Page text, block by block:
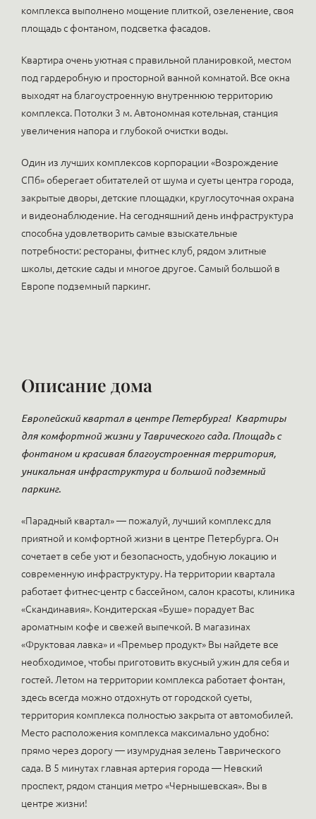
комплекса выполнено мощение плиткой, озеленение, своя
площадь с фонтаном, подсветка фасадов.
Квартира очень уютная с правильной планировкой, местом
под гардеробную и просторной ванной комнатой. Все окна
выходят на благоустроенную внутреннюю территорию
комплекса. Потолки 3 м. Автономная котельная, станция
увеличения напора и глубокой очистки воды.
Один из лучших комплексов корпорации «Возрождение
СПб» оберегает обитателей от шума и суеты центра города,
закрытые дворы, детские площадки, круглосуточная охрана
и видеонаблюдение. На сегодняшний день инфраструктура
способна удовлетворить самые взыскательные
потребности: рестораны, фитнес клуб, рядом элитные
школы, детские сады и многое другое. Самый большой в
Европе подземный паркинг.
Описание дома
Европейский квартал в центре Петербурга! Квартиры
для комфортной жизни у Таврического сада. Площадь с
фонтаном и красивая благоустроенная территория,
уникальная инфраструктура и большой подземный
паркинг.
«Парадный квартал» — пожалуй, лучший комплекс для
приятной и комфортной жизни в центре Петербурга. Он
сочетает в себе уют и безопасность, удобную локацию и
современную инфраструктуру. На территории квартала
работает фитнес-центр с бассейном, салон красоты, клиника
«Скандинавия». Кондитерская «Буше» порадует Вас
ароматным кофе и свежей выпечкой. В магазинах
«Фруктовая лавка» и «Премьер продукт» Вы найдете все
необходимое, чтобы приготовить вкусный ужин для себя и
гостей. Летом на территории комплекса работает фонтан,
здесь всегда можно отдохнуть от городской суеты,
территория комплекса полностью закрыта от автомобилей.
Место расположения комплекса максимально удобно:
прямо через дорогу — изумрудная зелень Таврического
сада. В 5 минутах главная артерия города — Невский
проспект, рядом станция метро «Чернышевская». Вы в
центре жизни!